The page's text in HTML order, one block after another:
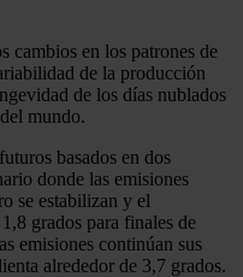
cambios en los patrones de
de la producción
de los días nublados
mundo.
basados ​​en dos
donde las emisiones
se estabilizan y el
grados para finales de
emisiones continúan sus
alrededor de 3,7 grados.